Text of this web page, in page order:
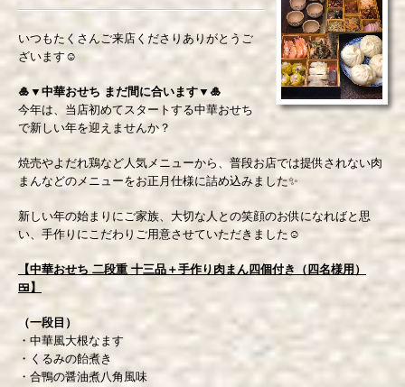
いつもたくさんご来店くださりありがとうご
ざいます☺️
🎍▼中華おせち まだ間に合います▼🎍
今年は、当店初めてスタートする中華おせち
で新しい年を迎えませんか？
焼売やよだれ鶏など人気メニューから、普段お店では提供されない肉
まんなどのメニューをお正月仕様に詰め込みました✨
新しい年の始まりにご家族、大切な人との笑顔のお供になればと思
い、手作りにこだわりご用意させていただきました☺️
【中華おせち 二段重 十三品＋手作り肉まん四個付き（四名様用）
🍱】
（一段目）
・中華風大根なます
・くるみの飴煮き
・合鴨の醤油煮八角風味